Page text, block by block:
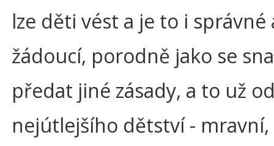
lze děti vést a je to i správné
žádoucí, porodně jako se
předat jiné zásady, a to už
nejútlejšího dětství - mravní,